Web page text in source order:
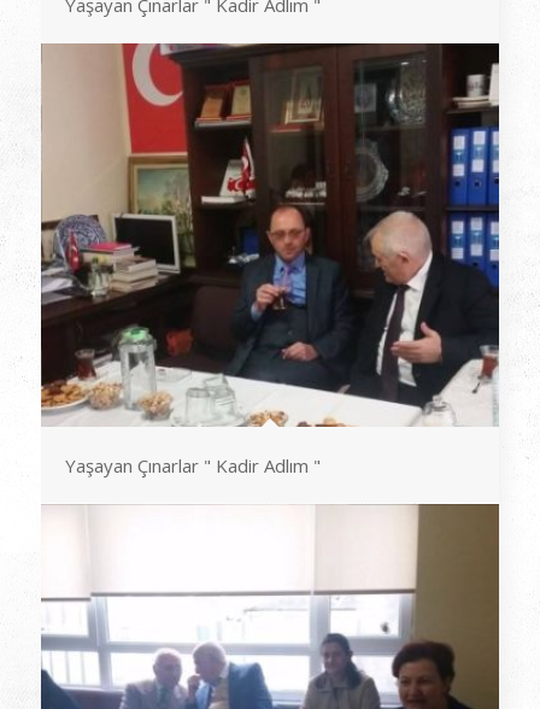
Yaşayan Çınarlar " Kadir Adlım "
Yaşayan Çınarlar " Kadir Adlım "